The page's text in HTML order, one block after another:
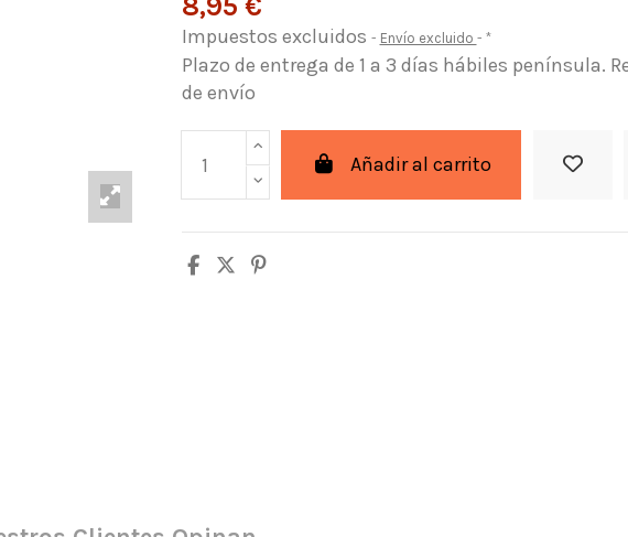
8,95 €
Impuestos excluidos Envío excluido *
Plazo de entrega de 1 a 3 días hábiles península.
de envío
Añadir al carrito